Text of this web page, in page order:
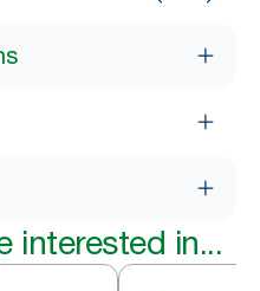
interested in...